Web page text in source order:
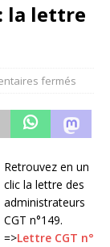
la lettre
fermés
Retrouvez en un
clic la lettre des
administrateurs
CGT n°149.
=>Lettre CGT n°